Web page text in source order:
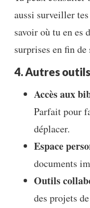
aussi surveiller
savoir où tu en es
surprises en fin de
4. Autres
Accès aux
Parfait pour
déplacer.
Espace
documents
Outils
des projets